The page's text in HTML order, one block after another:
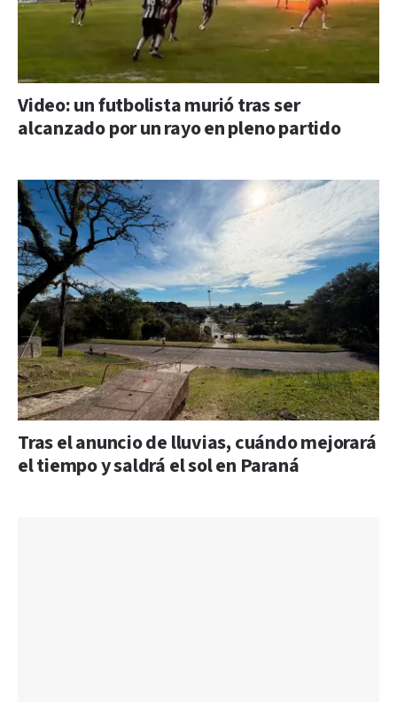
Video: un futbolista murió tras ser
alcanzado por un rayo en pleno partido
Tras el anuncio de lluvias, cuándo mejorará
el tiempo y saldrá el sol en Paraná